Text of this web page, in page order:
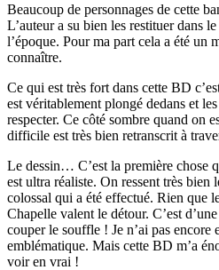
Beaucoup de personnages de cette
L’auteur a su bien les restituer dans
l’époque. Pour ma part cela a été un
connaître.
Ce qui est très fort dans cette BD
est véritablement plongé dedans et
respecter. Ce côté sombre quand on
difficile est très bien retranscrit à
Le dessin… C’est la première chose
est ultra réaliste. On ressent très bien
colossal qui a été effectué. Rien que
Chapelle valent le détour. C’est
couper le souffle ! Je n’ai pas encore
emblématique. Mais cette BD m’a
voir en vrai !